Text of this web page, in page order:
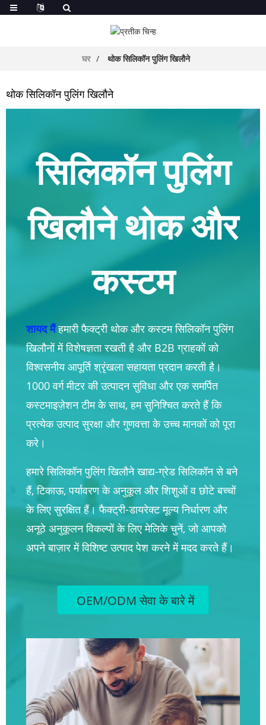
घर थोक सिलिकॉन पुलिंग खिलौने
थोक सिलिकॉन पुलिंग खिलौने
सिलिकॉन पुलिंग
खिलौने थोक और
कस्टम
शायद मैं हमारी फैक्ट्री थोक और कस्टम सिलिकॉन पुलिंग
खिलौनों में विशेषज्ञता रखती है और B2B ग्राहकों को
विश्वसनीय आपूर्ति श्रृंखला सहायता प्रदान करती है।
1000 वर्ग मीटर की उत्पादन सुविधा और एक समर्पित
कस्टमाइज़ेशन टीम के साथ, हम सुनिश्चित करते हैं कि
प्रत्येक उत्पाद सुरक्षा और गुणवत्ता के उच्च मानकों को पूरा
करे।
हमारे सिलिकॉन पुलिंग खिलौने खाद्य-ग्रेड सिलिकॉन से बने
हैं, टिकाऊ, पर्यावरण के अनुकूल और शिशुओं व छोटे बच्चों
के लिए सुरक्षित हैं। फैक्ट्री-डायरेक्ट मूल्य निर्धारण और
अनूठे अनुकूलन विकल्पों के लिए मेलिके चुनें, जो आपको
अपने बाज़ार में विशिष्ट उत्पाद पेश करने में मदद करते हैं।
OEM/ODM सेवा के बारे में